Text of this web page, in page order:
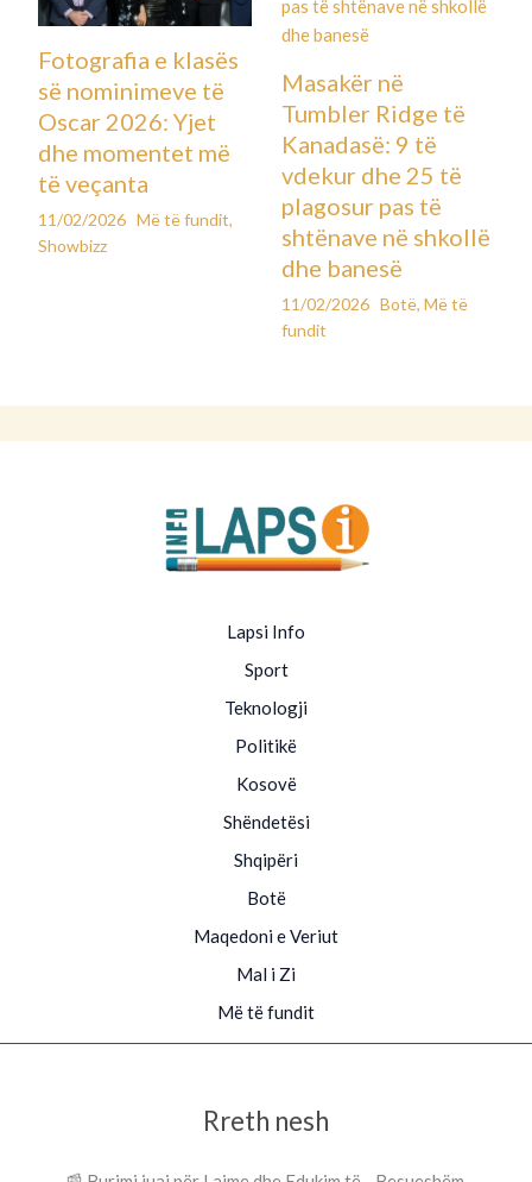
Fotografia e klasës
së nominimeve të
Oscar 2026: Yjet
dhe momentet më
të veçanta
11/02/2026 Më të fundit,
Showbizz
Masakër në
Tumbler Ridge të
Kanadasë: 9 të
vdekur dhe 25 të
plagosur pas të
shtënave në shkollë
dhe banesë
11/02/2026 Botë, Më të
fundit
Lapsi Info
Sport
Teknologji
Politikë
Kosovë
Shëndetësi
Shqipëri
Botë
Maqedoni e Veriut
Mal i Zi
Më të fundit
Rreth nesh